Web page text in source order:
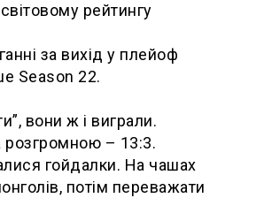
рейтингу
за вихід у плейоф
Season 22.
вони ж і виграли.
розгромною – 13:3.
гойдалки. На чашах
потім переважати